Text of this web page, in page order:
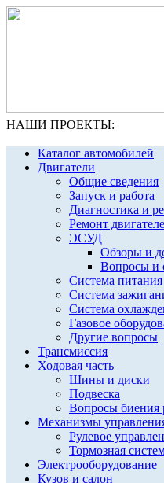
НАШИ ПРОЕКТЫ:
Каталог автомобилей
Двигатели
Общие сведения
Запуск и работа
Диагностика и
Ремонт
ЭСУД
Обзоры и
Вопросы и
Система питания
Система
Система
Газовое
Другие вопросы
Трансмиссия
Ходовая часть
Шины и диски
Подвеска
Вопросы биения
Механизмы
Рулевое
Тормозная
Электрооборудование
Кузов и салон